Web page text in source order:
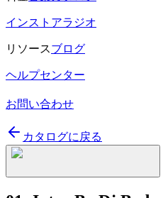
インストアラジオ
リソースブログ
ヘルプセンター
お問い合わせ
カタログに戻る